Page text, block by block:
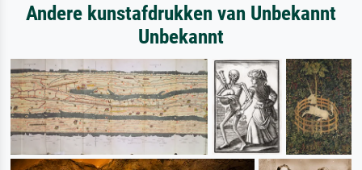
Andere kunstafdrukken van Unbekannt
Unbekannt